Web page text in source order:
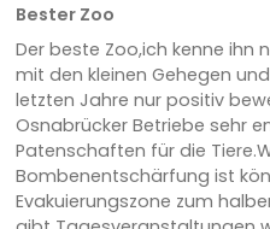
Bester Zoo
Der beste Zoo,ich kenne ihn
mit den kleinen Gehegen
letzten Jahre nur positiv
Osnabrücker Betriebe sehr
Patenschaften für die
Bombenentschärfung ist
Evakuierungszone zum